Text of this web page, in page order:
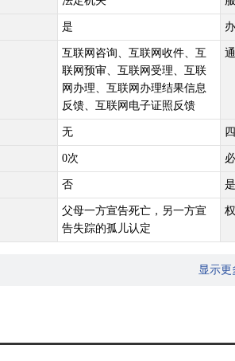
是
互联网咨询、互联网收件、互
联网预审、互联网受理、互联
网办理、互联网办理结果信息
反馈、互联网电子证照反馈
无
0次
否
父母一方宣告死亡，另一方宣
告失踪的孤儿认定
显示更